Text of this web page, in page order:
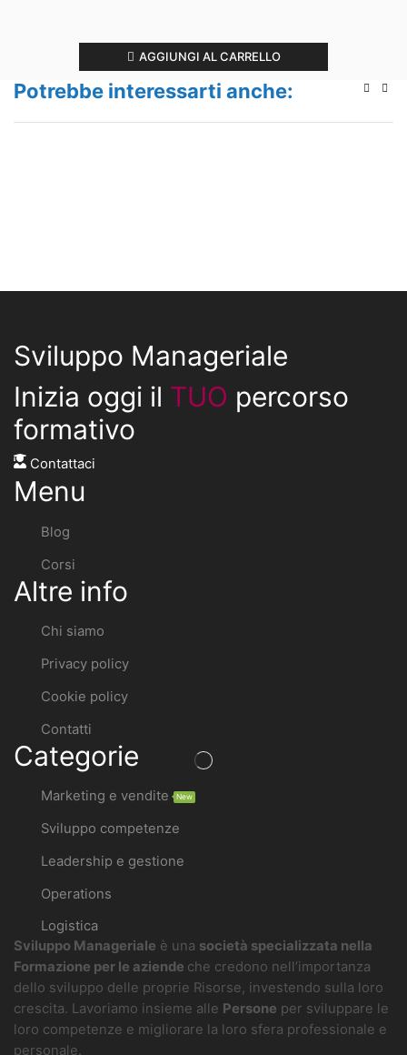
AGGIUNGI AL CARRELLO
Potrebbe interessarti anche:
Sviluppo Manageriale
Inizia oggi il TUO percorso
formativo
Contattaci
Menu
Blog
Corsi
Altre info
Chi siamo
Privacy policy
Cookie policy
Contatti
Categorie
Marketing e vendite New
Sviluppo competenze
Leadership e gestione
Operations
Logistica
Sviluppo Manageriale è una società specializzata nella
Formazione per le aziende che credono nell’importanza
dello sviluppo delle proprie Risorse, investendo sulla loro
crescita. Lavoriamo insieme alle Persone per sviluppare le
loro competenze e migliorare la loro sfera professionale e
personale.